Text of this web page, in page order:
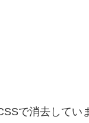
で消去してい